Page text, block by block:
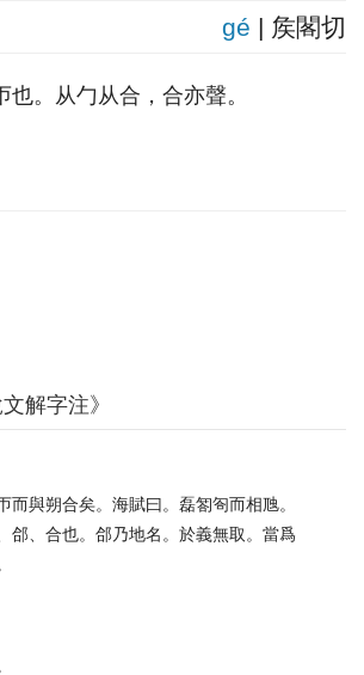
ɡé | 矦閣切
也。从勹从合，合亦聲。
解字注》
而與朔合矣。海賦曰。磊匒匌而相虺。
郃、合也。郃乃地名。於義無取。當爲